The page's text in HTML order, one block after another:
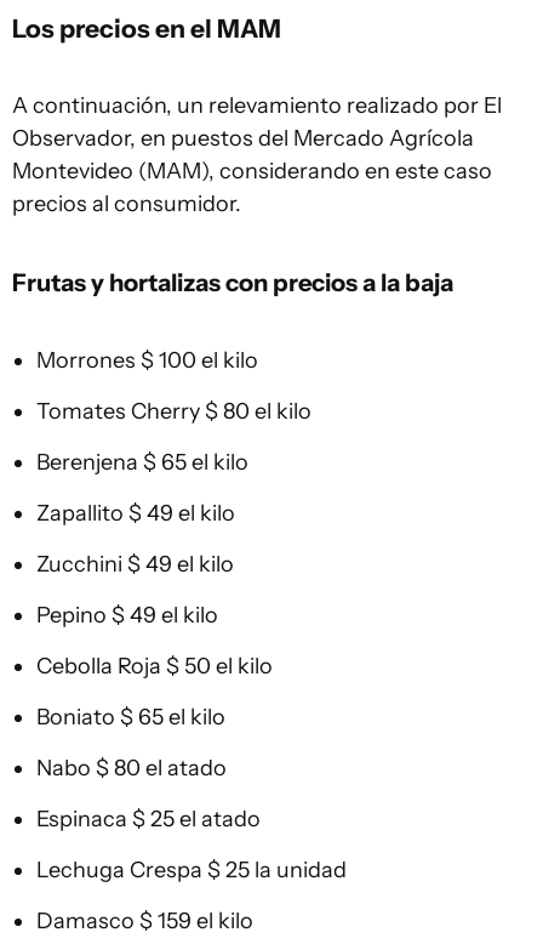
Los precios en el MAM
A continuación, un relevamiento realizado por El
Observador, en puestos del Mercado Agrícola
Montevideo (MAM), considerando en este caso
precios al consumidor.
Frutas y hortalizas con precios a la baja
Morrones $ 100 el kilo
Tomates Cherry $ 80 el kilo
Berenjena $ 65 el kilo
Zapallito $ 49 el kilo
Zucchini $ 49 el kilo
Pepino $ 49 el kilo
Cebolla Roja $ 50 el kilo
Boniato $ 65 el kilo
Nabo $ 80 el atado
Espinaca $ 25 el atado
Lechuga Crespa $ 25 la unidad
Damasco $ 159 el kilo